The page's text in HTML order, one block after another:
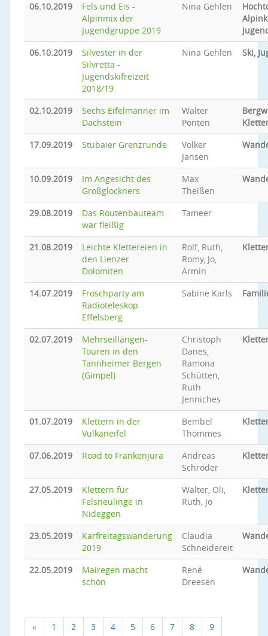
06.10.2019
Fels und Eis -
Alpinmix der
Jugendgruppe 2019
Nina Gehlen
06.10.2019
Silvester in der
Silvretta -
Jugendskifreizeit
2018/19
Nina Gehlen Ski,
02.10.2019
Sechs Eifelmänner im
Dachstein
Walter
Ponten
17.09.2019
Stubaier Grenzrunde
Volker
Jansen
10.09.2019
Im Angesicht des
Großglockners
Max
Theißen
29.08.2019
Das Routenbauteam
war fleißig
Tameer
21.08.2019
Leichte Klettereien in
den Lienzer
Dolomiten
Rolf, Ruth,
Romy, Jo,
Armin
14.07.2019
Froschparty am
Radioteleskop
Effelsberg
Sabine Karls
02.07.2019
Mehrseillängen-
Touren in den
Tannheimer Bergen
(Gimpel)
Christoph
Danes,
Ramona
Schütten,
Ruth
Jenniches
01.07.2019
Klettern in der
Vulkaneifel
Bembel
Thömmes
07.06.2019 Road to Frankenjura
Andreas
Schröder
27.05.2019
Klettern für
Felsneulinge in
Nideggen
Walter, Oli,
Ruth, Jo
23.05.2019
Karfreitagswanderung
2019
Claudia
Schneidereit
22.05.2019
Mairegen macht
schön
René
Dreesen
« 1 2 3 4 5 6 7 8 9